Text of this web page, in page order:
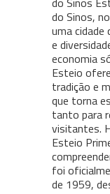
do Sinos,
uma cidade
e
economia
Esteio
tradição e
que torna
tanto para
visitantes.
Esteio
foi
de 1959,